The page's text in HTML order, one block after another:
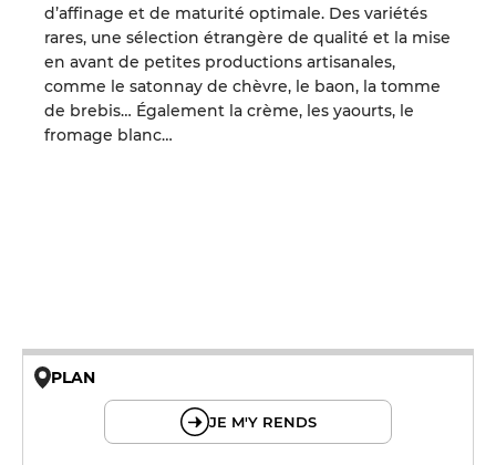
d’affinage et de maturité optimale. Des variétés
rares, une sélection étrangère de qualité et la mise
en avant de petites productions artisanales,
comme le satonnay de chèvre, le baon, la tomme
de brebis… Également la crème, les yaourts, le
fromage blanc…
PLAN
JE M'Y RENDS